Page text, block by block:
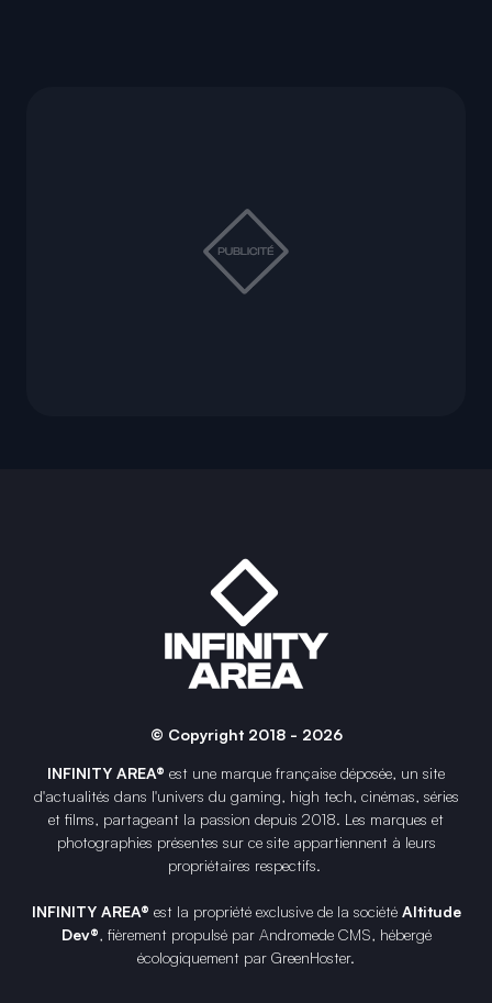
© Copyright 2018 - 2026
INFINITY AREA® est une marque française déposée, un site
d'actualités dans l'univers du gaming, high tech, cinémas, séries
et films, partageant la passion depuis 2018. Les marques et
photographies présentes sur ce site appartiennent à leurs
propriétaires respectifs.
INFINITY AREA® est la propriété exclusive de la société Altitude
Dev®, fièrement propulsé par Andromede CMS, hébergé
écologiquement par GreenHoster.